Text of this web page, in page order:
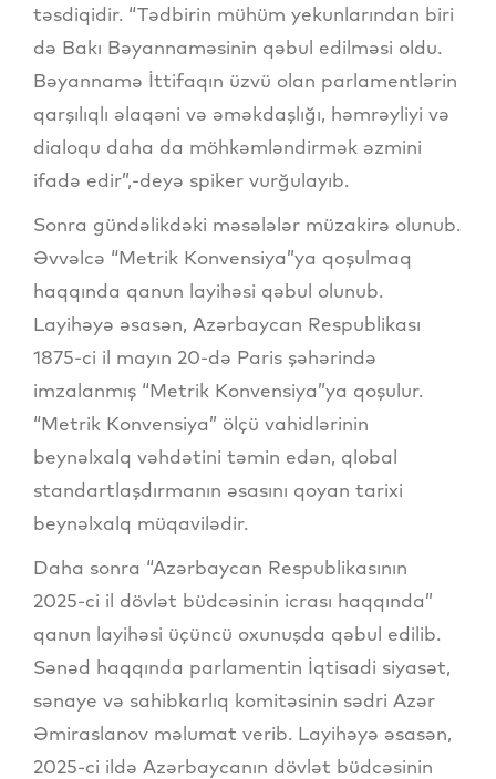
təsdiqidir. “Tədbirin mühüm yekunlarından biri
də Bakı Bəyannaməsinin qəbul edilməsi oldu.
Bəyannamə İttifaqın üzvü olan parlamentlərin
qarşılıqlı əlaqəni və əməkdaşlığı, həmrəyliyi və
dialoqu daha da möhkəmləndirmək əzmini
ifadə edir”,-deyə spiker vurğulayıb.
Sonra gündəlikdəki məsələlər müzakirə olunub.
Əvvəlcə “Metrik Konvensiya”ya qoşulmaq
haqqında qanun layihəsi qəbul olunub.
Layihəyə əsasən, Azərbaycan Respublikası
1875-ci il mayın 20-də Paris şəhərində
imzalanmış “Metrik Konvensiya”ya qoşulur.
“Metrik Konvensiya” ölçü vahidlərinin
beynəlxalq vəhdətini təmin edən, qlobal
standartlaşdırmanın əsasını qoyan tarixi
beynəlxalq müqavilədir.
Daha sonra “Azərbaycan Respublikasının
2025-ci il dövlət büdcəsinin icrası haqqında”
qanun layihəsi üçüncü oxunuşda qəbul edilib.
Sənəd haqqında parlamentin İqtisadi siyasət,
sənaye və sahibkarlıq komitəsinin sədri Azər
Əmiraslanov məlumat verib. Layihəyə əsasən,
2025-ci ildə Azərbaycanın dövlət büdcəsinin